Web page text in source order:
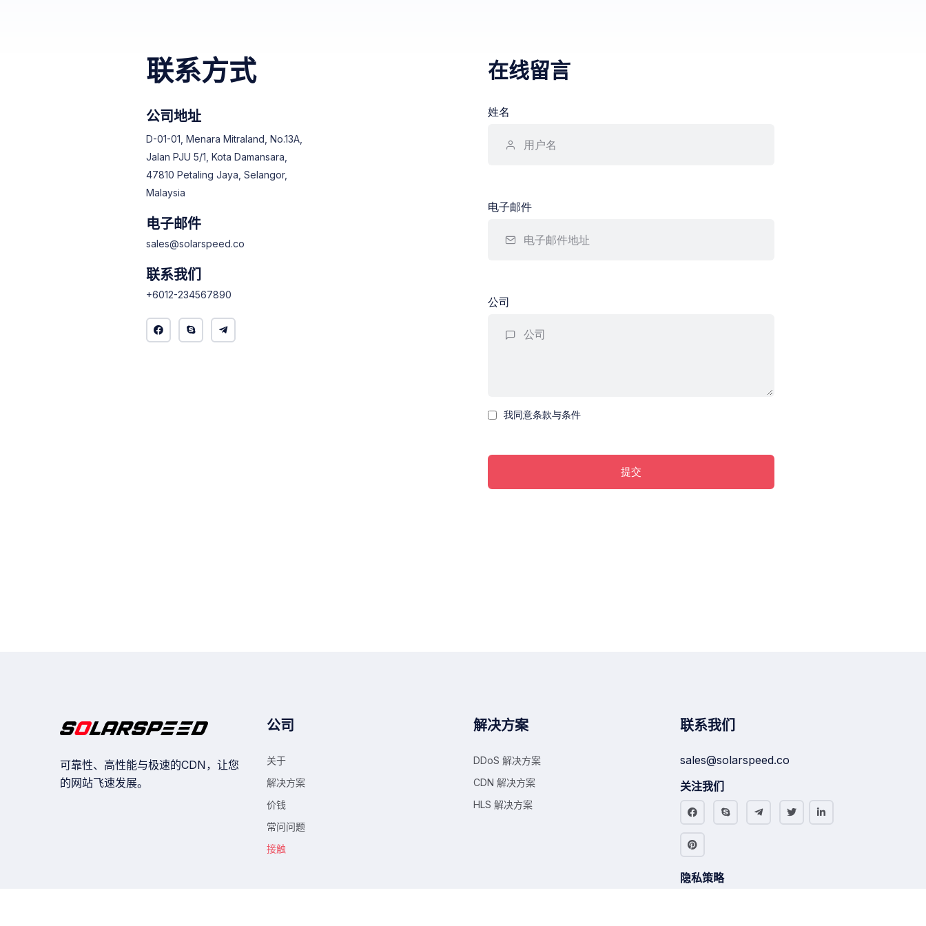
联系方式
公司地址
D-01-01, Menara Mitraland, No.13A,
Jalan PJU 5/1, Kota Damansara,
47810 Petaling Jaya, Selangor,
Malaysia
电子邮件
sales@solarspeed.co
联系我们
+6012-234567890
在线留言
姓名
电子邮件
公司
我同意条款与条件
可靠性、高性能与极速的CDN，让您
的网站飞速发展。
公司
关于
解决方案
价钱
常问问题
接触
解决方案
DDoS 解决方案
CDN 解决方案
HLS 解决方案
联系我们
sales@solarspeed.co
关注我们
隐私策略